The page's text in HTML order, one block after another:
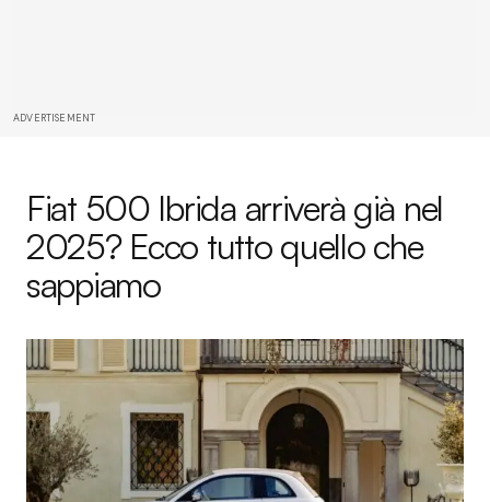
ADVERTISEMENT
Fiat 500 Ibrida arriverà già nel
2025? Ecco tutto quello che
sappiamo